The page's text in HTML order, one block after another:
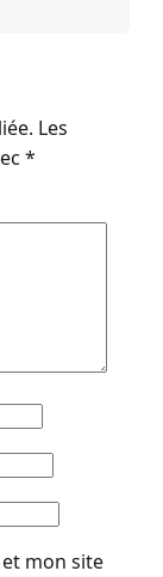
Les
*
mon site